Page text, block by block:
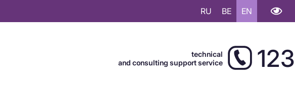
RU BE EN
technical
and consulting support service
123